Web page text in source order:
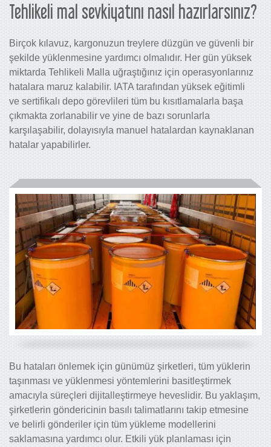
Tehlikeli mal sevkiyatını nasıl hazırlarsınız?
Birçok kılavuz, kargonuzun treylere düzgün ve güvenli bir
şekilde yüklenmesine yardımcı olmalıdır. Her gün yüksek
miktarda Tehlikeli Malla uğraştığınız için operasyonlarınız
hatalara maruz kalabilir. IATA tarafından yüksek eğitimli
ve sertifikalı depo görevlileri tüm bu kısıtlamalarla başa
çıkmakta zorlanabilir ve yine de bazı sorunlarla
karşılaşabilir, dolayısıyla manuel hatalardan kaynaklanan
hatalar yapabilirler.
Bu hataları önlemek için günümüz şirketleri, tüm yüklerin
taşınması ve yüklenmesi yöntemlerini basitleştirmek
amacıyla süreçleri dijitalleştirmeye heveslidir. Bu yaklaşım,
şirketlerin göndericinin basılı talimatlarını takip etmesine
ve belirli gönderiler için tüm yükleme modellerini
saklamasına yardımcı olur. Etkili yük planlaması için